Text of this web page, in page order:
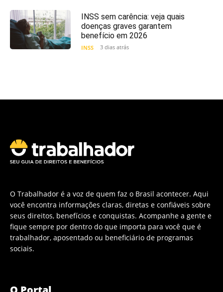
INSS sem carência: veja quais
doenças graves garantem
benefício em 2026
INSS 3 dias atrás
O Trabalhador é a voz de quem faz o Brasil acontecer. Aqui
você encontra informações claras, diretas e confiáveis sobre
seus direitos, benefícios e conquistas. Acompanhe a gente e
fique sempre por dentro do que importa para você que é
trabalhador, aposentado ou beneficiário de programas
sociais.